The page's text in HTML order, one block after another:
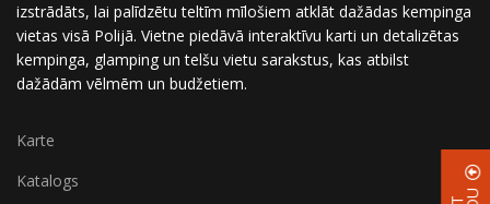
izstrādāts, lai palīdzētu teltīm mīlošiem atklāt dažādas kempinga
vietas visā Polijā. Vietne piedāvā interaktīvu karti un detalizētas
kempinga, glamping un telšu vietu sarakstus, kas atbilst
dažādām vēlmēm un budžetiem.
Karte
Katalogs